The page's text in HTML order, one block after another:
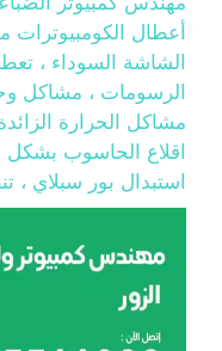
أعطال
الشاشة السوداء ،
الرسومات ، مشاكل
مشاكل الحرارة
اقلاع الحاسوب بشكل
استبدال بور سبلاي ،